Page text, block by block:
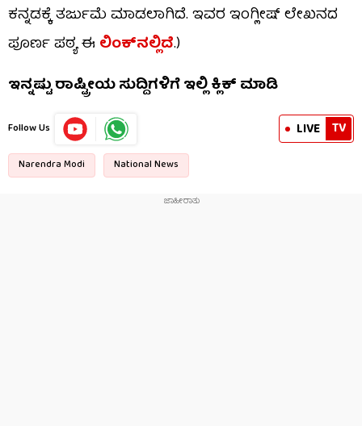
ಕನ್ನಡಕ್ಕೆ ತರ್ಜುಮೆ ಮಾಡಲಾಗಿದೆ. ಇವರ ಇಂಗ್ಲೀಷ್ ಲೇಖನದ
ಪೂರ್ಣ ಪಠ್ಯ ಈ ಲಿಂಕ್​ನಲ್ಲಿದೆ.)
ಇನ್ನಷ್ಟು ರಾಷ್ಟ್ರೀಯ ಸುದ್ದಿಗಳಿಗೆ ಇಲ್ಲಿ ಕ್ಲಿಕ್ ಮಾಡಿ
Follow Us LIVE TV
Narendra Modi National News